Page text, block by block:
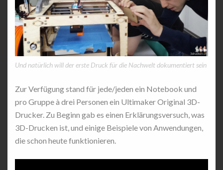
Und natürlich will der erste Druck für die Nachwelt dokumentiert sein
Zur Verfügung stand für jede/jeden ein Notebook und
pro Gruppe à drei Personen ein Ultimaker Original 3D-
Drucker. Zu Beginn gab es einen Erklärungsversuch, was
3D-Drucken ist, und einige Beispiele von Anwendungen,
die schon heute funktionieren.